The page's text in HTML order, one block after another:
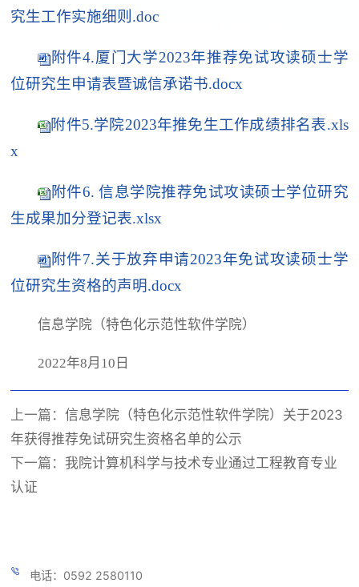
究生工作实施细则.doc
附件4.厦门大学2023年推荐免试攻读硕士学
位研究生申请表暨诚信承诺书.docx
附件5.学院2023年推免生工作成绩排名表.xls
x
附件6. 信息学院推荐免试攻读硕士学位研究
生成果加分登记表.xlsx
附件7.关于放弃申请2023年免试攻读硕士学
位研究生资格的声明.docx
信息学院（特色化示范性软件学院）
2022年8月10日
上一篇：信息学院（特色化示范性软件学院）关于2023
年获得推荐免试研究生资格名单的公示
下一篇：我院计算机科学与技术专业通过工程教育专业
认证
电话：0592 2580110